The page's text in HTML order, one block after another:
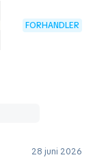
FORHANDLER
28 juni 2026